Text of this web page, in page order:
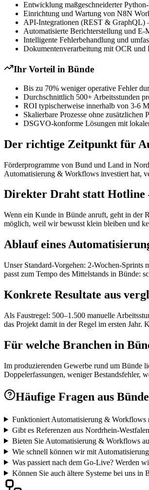
Entwicklung maßgeschneiderter
Einrichtung und Wartung von N8N
API-Integrationen (REST & GraphQL)
Automatisierte Berichterstellung und E-
Intelligente Fehlerbehandlung und
Dokumentenverarbeitung mit OCR
Ihr Vorteil in Bünde
Bis zu 70% weniger operative Fehler
Durchschnittlich 500+ Arbeitsstunden
ROI typischerweise innerhalb von 3-6
Skalierbare Prozesse ohne zusätzlichen
DSGVO-konforme Lösungen mit
Der richtige Zeitpunkt für
Förderprogramme von Bund und Land in
Automatisierung & Workflows investiert hat,
Direkter Draht statt Hotline
Wenn ein Kunde in Bünde anruft, geht in der
möglich, weil wir bewusst klein bleiben und
Ablauf eines
Unser Standard-Vorgehen: 2-Wochen-Sprints
passt zum Tempo des Mittelstands in Bünde:
Konkrete Resultate aus
Als Faustregel: 500–1.500 manuelle
das Projekt damit in der Regel im ersten Jahr.
Für welche Branchen in
Im produzierenden Gewerbe rund um Bünde
Doppelerfassungen, weniger Bestandsfehler,
Häufige Fragen aus Bünde
Funktioniert Automatisierung & Workflows
Gibt es Referenzen aus Nordrhein-
Bieten Sie Automatisierung & Workflows
Wie schnell können wir mit
Was passiert nach dem Go-Live? Werden
Können Sie auch ältere Systeme bei uns in